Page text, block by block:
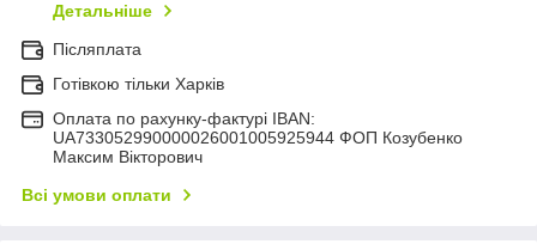
Детальніше
Післяплата
Готівкою тільки Харків
Оплата по рахунку-фактурі IBAN:
UA733052990000026001005925944 ФОП Козубенко
Максим Вікторович
Всі умови оплати